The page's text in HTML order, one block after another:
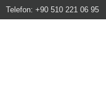
Telefon: +90 510 221 06 95